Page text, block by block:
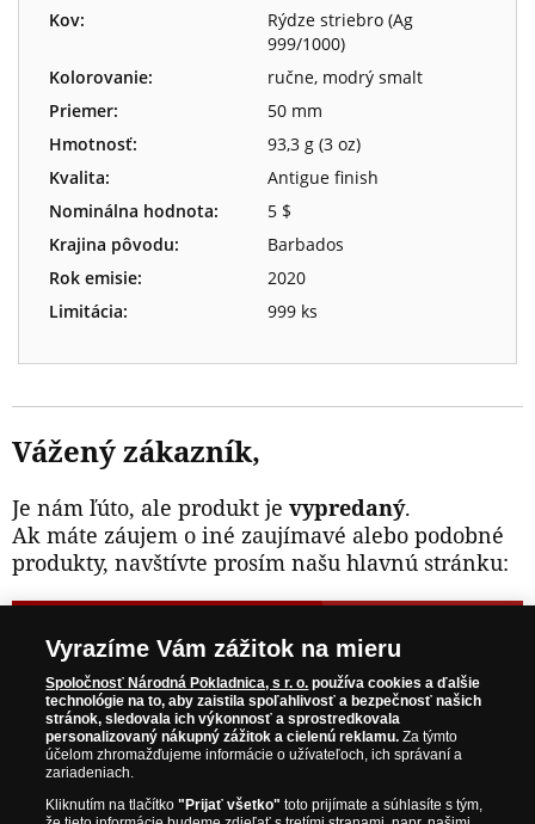
Kov:
Rýdze striebro (Ag
999/1000)
Kolorovanie:
ručne, modrý smalt
Priemer:
50 mm
Hmotnosť:
93,3 g (3 oz)
Kvalita:
Antigue finish
Nominálna hodnota:
5 $
Krajina pôvodu:
Barbados
Rok emisie:
2020
Limitácia:
999 ks
Vážený zákazník,
Je nám ľúto, ale produkt je vypredaný.
Ak máte záujem o iné zaujímavé alebo podobné
produkty, navštívte prosím našu hlavnú stránku:
WWW.NARODNAPOKLADNICA.SK
Prosím informujte ma, akonáhle bude produkt opäť
skladom.
Vyrazíme Vám zážitok na mieru
Spoločnosť Národná Pokladnica, s r. o. používa cookies a ďalšie
technológie na to, aby zaistila spoľahlivosť a bezpečnosť našich
stránok, sledovala ich výkonnosť a sprostredkovala
personalizovaný nákupný zážitok a cielenú reklamu. Za týmto
účelom zhromažďujeme informácie o užívateľoch, ich správaní a
zariadeniach.
Kliknutím na tlačítko"Prijať všetko" toto prijímate a súhlasíte s tým,